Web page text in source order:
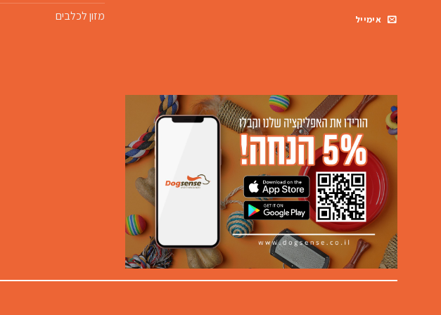
אימייל
מזון לכלבים